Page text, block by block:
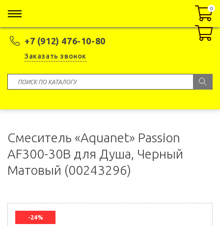
+7 (912) 476-10-80
Заказать звонок
0
0
Смеситель «Aquanet» Passion
AF300-30B для Душа, Черный
Матовый (00243296)
-24%